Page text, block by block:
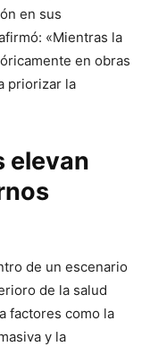
en sus
«Mientras la
en obras
priorizar la
elevan
de un escenario
de la salud
factores como la
y la